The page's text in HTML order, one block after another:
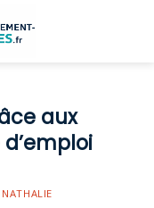
aux
NATHALIE